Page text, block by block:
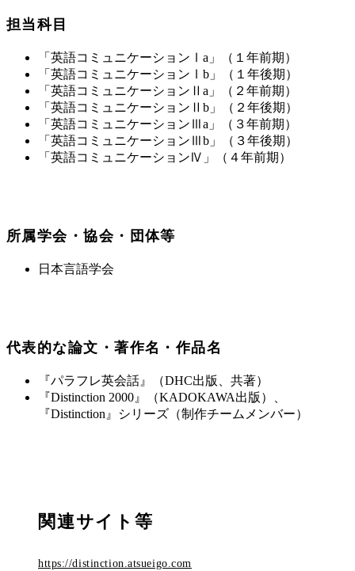
担当科目
「英語コミュニケーションⅠa」（１年前期）
「英語コミュニケーションⅠb」（１年後期）
「英語コミュニケーションⅡa」（２年前期）
「英語コミュニケーションⅡb」（２年後期）
「英語コミュニケーションⅢa」（３年前期）
「英語コミュニケーションⅢb」（３年後期）
「英語コミュニケーションⅣ」（４年前期）
所属学会・協会・団体等
日本言語学会
代表的な論文・著作名・作品名
『パラフレ英会話』（DHC出版、共著）
『Distinction 2000』（KADOKAWA出版）、
『Distinction』シリーズ（制作チームメンバー）
関連サイト等
https://distinction.atsueigo.com